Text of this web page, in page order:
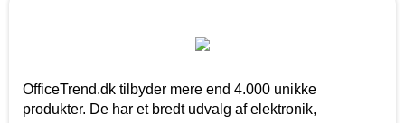
OfficeTrend.dk tilbyder mere end 4.000 unikke
produkter. De har et bredt udvalg af elektronik,